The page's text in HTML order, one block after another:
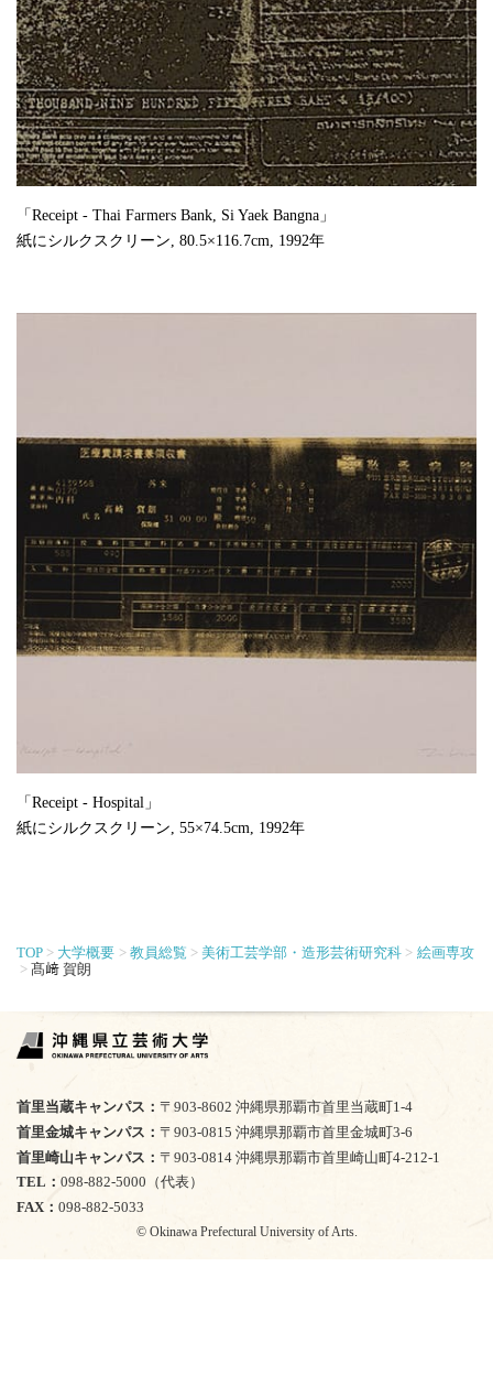
「Receipt - Thai Farmers Bank, Si Yaek Bangna」
紙にシルクスクリーン, 80.5×116.7cm, 1992年
「Receipt - Hospital」
紙にシルクスクリーン, 55×74.5cm, 1992年
TOP 大学概要 教員総覧 美術工芸学部・造形芸術研究科
絵画専攻
髙﨑 賀朗
TEL
098-882-5000（代表）
FAX
098-882-5033
© Okinawa Prefectural University of Arts.
首里当蔵キャンパス
〒903-8602 沖縄県那覇市首里当蔵町1-4
首里金城キャンパス
〒903-0815 沖縄県那覇市首里金城町3-6
首里崎山キャンパス
〒903-0814 沖縄県那覇市首里崎山町4-212-1